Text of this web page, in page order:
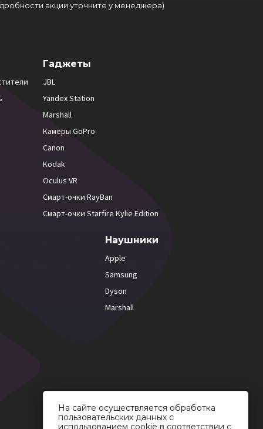
акции уточните у менеджера)
Гаджеты
JBL
Yandex Station
Marshall
Камеры GoPro
Canon
Kodak
Oculus VR
Смарт-очки RayBan
Смарт-очки Starfire Kylie Edition
Наушники
Apple
Samsung
Dyson
Marshall
На сайте осуществляется обработка
пользовательских данных с
использованием cookie в соответствии с